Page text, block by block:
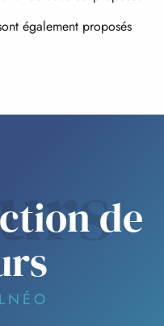
également proposés
de